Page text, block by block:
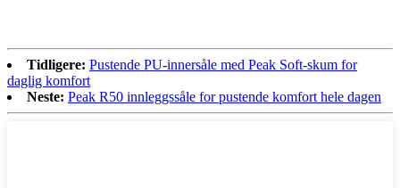
Tidligere: Pustende PU-innersåle med Peak Soft-skum for
daglig komfort
Neste: Peak R50 innleggssåle for pustende komfort hele dagen